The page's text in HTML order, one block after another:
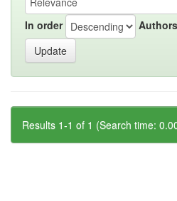
In order
Results 1-1 of 1 (Search time: